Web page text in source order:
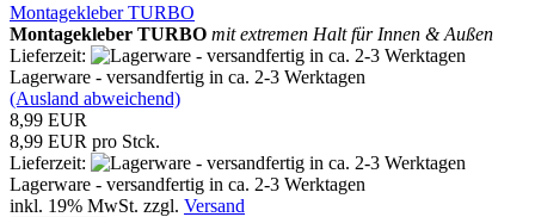
Montagekleber TURBO
Montagekleber TURBO mit extremen Halt für Innen & Außen
Lieferzeit:
Lagerware - versandfertig in ca. 2-3 Werktagen
(Ausland abweichend)
8,99 EUR
8,99 EUR pro Stck.
Lieferzeit:
Lagerware - versandfertig in ca. 2-3 Werktagen
inkl. 19% MwSt. zzgl. Versand